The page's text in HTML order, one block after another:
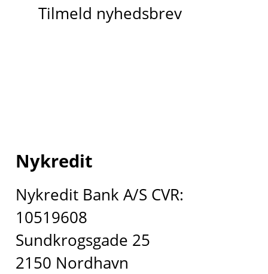
Tilmeld nyhedsbrev
Nykredit
Nykredit Bank A/S CVR:
10519608
Sundkrogsgade 25
2150 Nordhavn